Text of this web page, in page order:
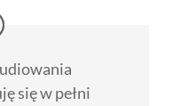
się w pełni